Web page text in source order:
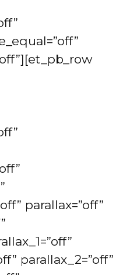
parallax=”off”
parallax_2=”off”